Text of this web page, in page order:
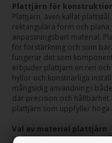
Plattjärn för
Plattjärn, även kallat
rektangulära form och
anpassningsbart material.
för förstärkning och som
fungerar det som
erbjuder plattjärn en ren
hyllor och konstnärliga
mångsidig användning i
där precision och hållbarhet
plattjärn som uppfyller höga
Val av material plattjärn
Valet av plattjärnsmaterial